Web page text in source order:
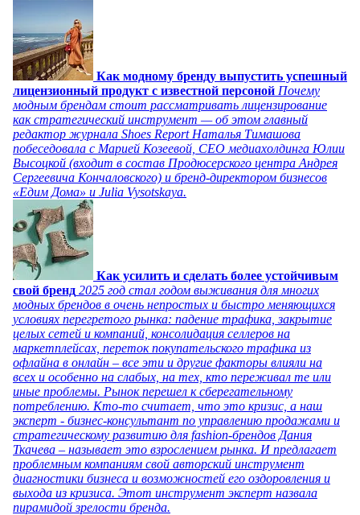
Как модному бренду выпустить успешный
лицензионный продукт с известной персоной Почему
модным брендам стоит рассматривать лицензирование
как стратегический инструмент — об этом главный
редактор журнала Shoes Report Наталья Тимашова
побеседовала с Марией Козеевой, СЕО медиахолдинга Юлии
Высоцкой (входит в состав Продюсерского центра Андрея
Сергеевича Кончаловского) и бренд-директором бизнесов
«Едим Дома» и Julia Vysotskaya.
Как усилить и сделать более устойчивым
свой бренд 2025 год стал годом выживания для многих
модных брендов в очень непростых и быстро меняющихся
условиях перегретого рынка: падение трафика, закрытие
целых сетей и компаний, консолидация селлеров на
маркетплейсах, переток покупательского трафика из
офлайна в онлайн – все эти и другие факторы влияли на
всех и особенно на слабых, на тех, кто переживал те или
иные проблемы. Рынок перешел к сберегательному
потреблению. Кто-то считает, что это кризис, а наш
эксперт - бизнес-консультант по управлению продажами и
стратегическому развитию для fashion-брендов Дания
Ткачева – называет это взрослением рынка. И предлагает
проблемным компаниям свой авторский инструмент
диагностики бизнеса и возможностей его оздоровления и
выхода из кризиса. Этот инструмент эксперт назвала
пирамидой зрелости бренда.